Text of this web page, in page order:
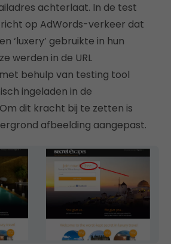
achterlaat. In de test
op AdWords-verkeer dat
‘luxery’ gebruikte in hun
werden in de URL
behulp van testing tool
ingeladen in de
dit kracht bij te zetten is
afbeelding aangepast.